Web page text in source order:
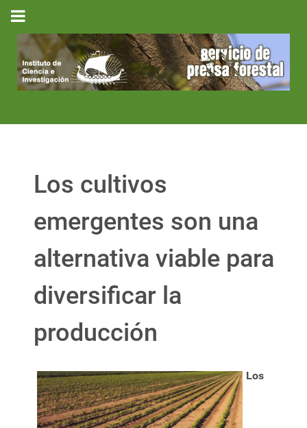
Los cultivos
emergentes son una
alternativa viable para
diversificar la
producción
Los